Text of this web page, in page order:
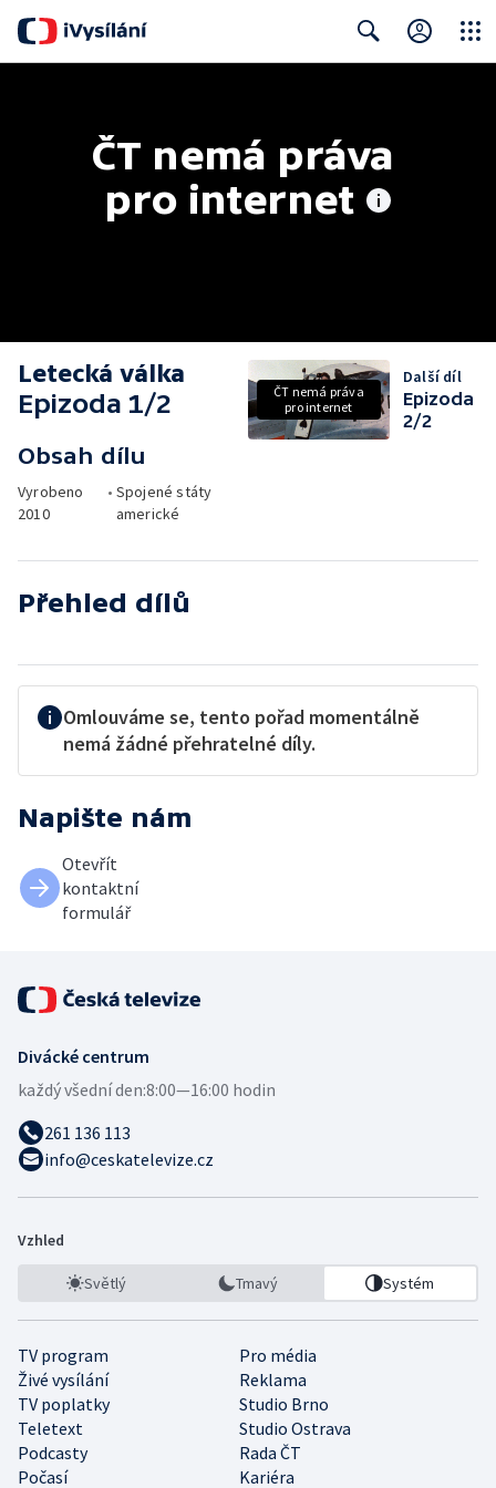
ČT nemá práva
pro internet
Letecká válka
Epizoda 1/2
Obsah dílu
Vyrobeno
2010
• Spojené státy
americké
ČT nemá práva
pro internet
Další díl
Epizoda
2/2
Přehled dílů
Omlouváme se, tento pořad momentálně
nemá žádné přehratelné díly.
Napište nám
Otevřít
kontaktní
formulář
Divácké centrum
každý všední den:8:00—16:00 hodin
261 136 113
info@ceskatelevize.cz
Vzhled
Světlý Tmavý Systém
TV program
Pro média
Živé vysílání
Reklama
TV poplatky
Studio Brno
Teletext
Studio Ostrava
Podcasty
Rada ČT
Počasí
Kariéra